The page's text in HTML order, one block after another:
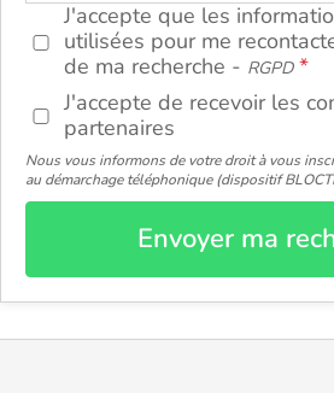
J'accepte que les
utilisées pour me
de ma recherche - RGPD
J'accepte de recevoir les
partenaires
Nous vous informons de votre droit à vous
au démarchage téléphonique (dispositif
Envoyer ma